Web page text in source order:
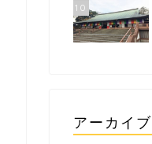
10
アーカイブ